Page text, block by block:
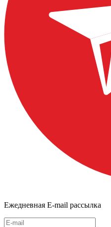
Ежедневная E-mail рассылка